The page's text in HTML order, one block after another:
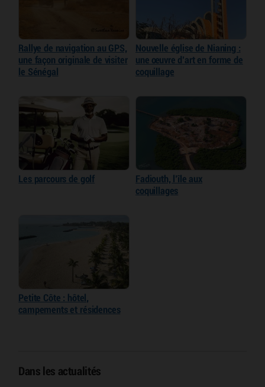
Rallye de navigation au GPS,
une façon originale de visiter
le Sénégal
Nouvelle église de Nianing :
une œuvre d’art en forme de
coquillage
Les parcours de golf
Fadiouth, l’île aux
coquillages
Petite Côte : hôtel,
campements et résidences
Dans les actualités